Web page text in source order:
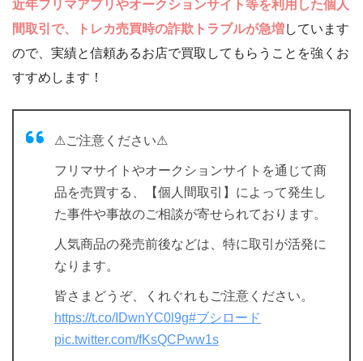
近年フリマアプリやオークションサイト等を利用した個人
間取引で、トレカ売買時の詐欺トラブルが急増しています
ので、実績と信頼あるお店で買取してもらうことを強くお
すすめします！
⚠ご注意ください⚠
フリマサイトやオークションサイトを通じて商
品を売買する、【個人間取引】によって発生し
た事件や事故のご相談が寄せられております。
人気商品の発売前後などは、特に取引が活発に
なります。
皆さまどうぞ、くれぐれもご注意ください。
https://t.co/IDwnYC0l9g#ブシロード
pic.twitter.com/fKsQCPww1s